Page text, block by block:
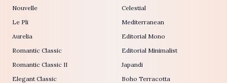
Nouvelle
Le Pli
Aurelia
Romantic Classic
Romantic Classic II
Elegant Classic
Celestial
Mediterranean
Editorial Mono
Editorial Minimalist
Japandi
Boho Terracotta